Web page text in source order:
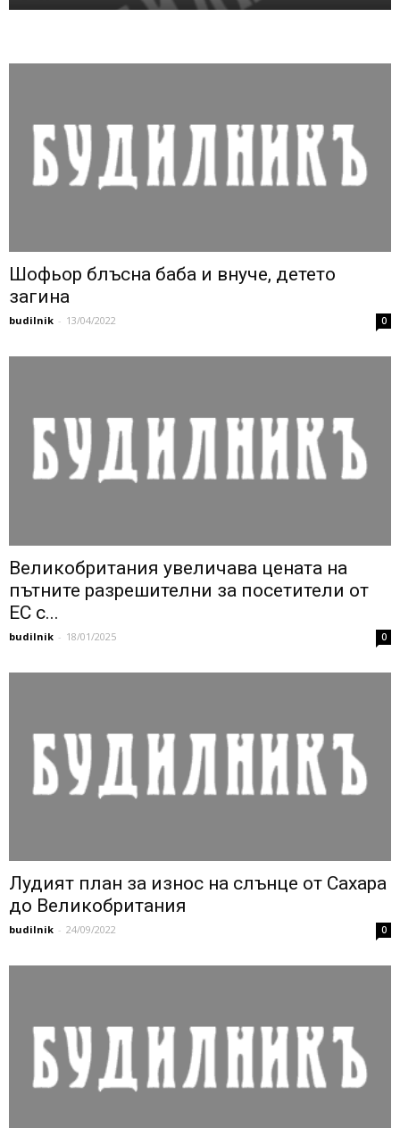
Шофьор блъсна баба и внуче, детето
загина
budilnik - 13/04/2022 0
Великобритания увеличава цената на
пътните разрешителни за посетители от
ЕС с...
budilnik - 18/01/2025 0
Лудият план за износ на слънце от Сахара
до Великобритания
budilnik - 24/09/2022 0